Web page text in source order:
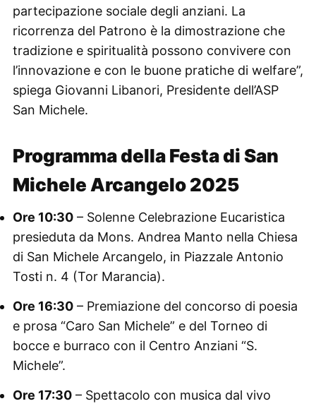
partecipazione sociale degli anziani. La
ricorrenza del Patrono è la dimostrazione che
tradizione e spiritualità possono convivere con
l’innovazione e con le buone pratiche di welfare”,
spiega Giovanni Libanori, Presidente dell’ASP
San Michele.
Programma della Festa di San
Michele Arcangelo 2025
Ore 10:30– Solenne Celebrazione Eucaristica
presieduta da Mons. Andrea Manto nella Chiesa
di San Michele Arcangelo, in Piazzale Antonio
Tosti n. 4 (Tor Marancia).
Ore 16:30– Premiazione del concorso di poesia
e prosa “Caro San Michele” e del Torneo di
bocce e burraco con il Centro Anziani “S.
Michele”.
Ore 17:30– Spettacolo con musica dal vivo